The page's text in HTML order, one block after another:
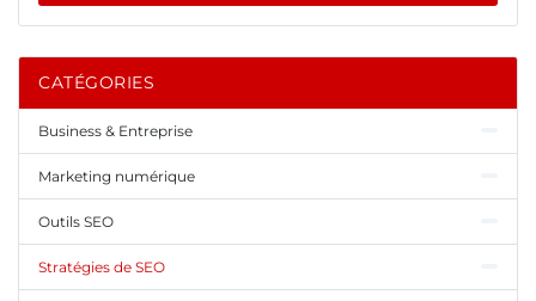
CATÉGORIES
Business & Entreprise
Marketing numérique
Outils SEO
Stratégies de SEO